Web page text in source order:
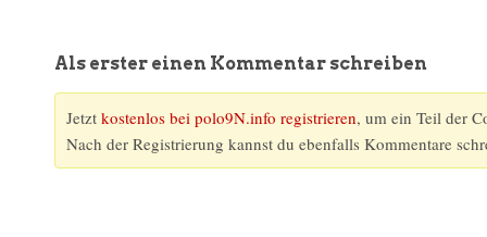
Als erster einen Kommentar schreiben
Jetzt kostenlos bei polo9N.info registrieren, um ein Teil der
Nach der Registrierung kannst du ebenfalls Kommentare